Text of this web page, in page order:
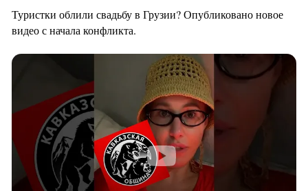
Туристки облили свадьбу в Грузии? Опубликовано новое
видео с начала конфликта.